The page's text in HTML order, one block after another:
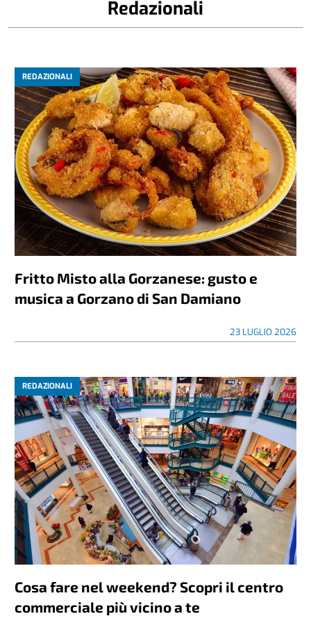
Redazionali
REDAZIONALI
Fritto Misto alla Gorzanese: gusto e
musica a Gorzano di San Damiano
23 LUGLIO 2026
REDAZIONALI
Cosa fare nel weekend? Scopri il centro
commerciale più vicino a te